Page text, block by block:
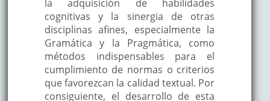
la adquisición de habilidades
cognitivas y la sinergia de otras
disciplinas afines, especialmente la
Gramática y la Pragmática, como
métodos indispensables para el
cumplimiento de normas o criterios
que favorezcan la calidad textual. Por
consiguiente, el desarrollo de esta